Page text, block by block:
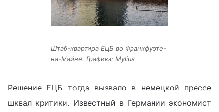
Штаб-квартира ЕЦБ во Франкфурте-
на-Майне. Графика: Mylius
Решение ЕЦБ тогда вызвало в немецкой прессе
шквал критики. Известный в Германии экономист